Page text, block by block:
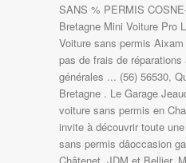
SANS % PERMIS
Bretagne Mini Voiture Pro
Voiture sans permis
pas de frais de
générales ... (56) 56530,
Bretagne . Le Garage
voiture sans permis en
invite à découvrir toute
sans permis dâoccasion
Châtenet, JDM et Bellier.